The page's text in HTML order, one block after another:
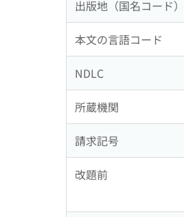
出版地（国名コード）
本文の言語コード
NDLC
所蔵機関
請求記号
改題前